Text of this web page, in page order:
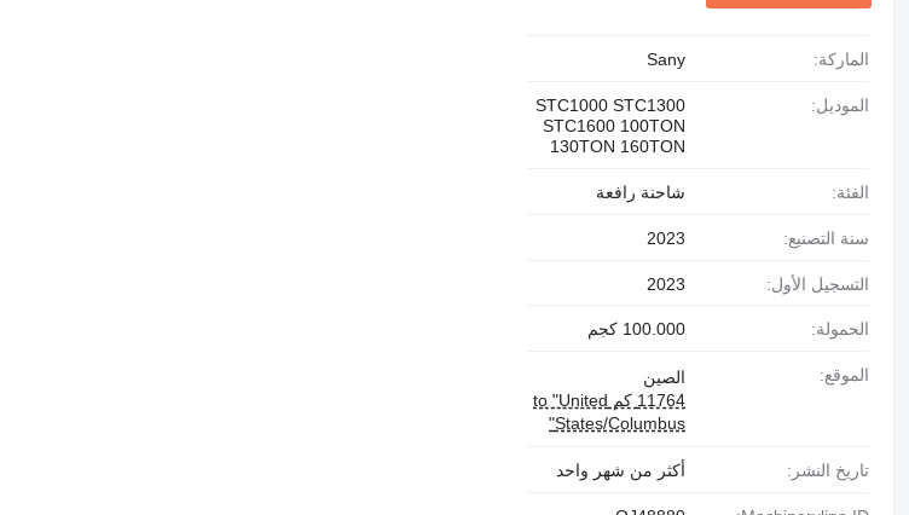
الماركة: Sany
الموديل:
STC1000 STC1300
STC1600 100TON
130TON 160TON
الفئة: شاحنة رافعة
سنة التصنيع: 2023
التسجيل الأول: 2023
الحمولة: 100.000 كجم
الموقع:
الصين
11764 كم to "United
States/Columbus"
تاريخ النشر: أكثر من شهر واحد